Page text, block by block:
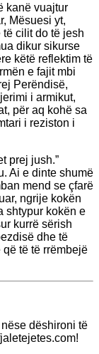
kanë vuajtur
Mësuesi yt,
cilit do të jesh
dikur sikurse
këtë reflektim të
e fajit mbi
Perëndisë,
i armikut,
për aq kohë sa
i reziston i
prej jush.”
Ai e dinte shumë
mend se çfarë
ngrije kokën
shtypur kokën e
kurrë sërish
dhe të
të të rrëmbejë
dëshironi të